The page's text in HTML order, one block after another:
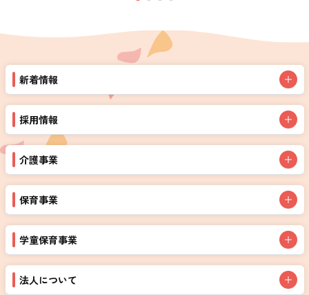
新着情報
採用情報
介護事業
保育事業
学童保育事業
法人について